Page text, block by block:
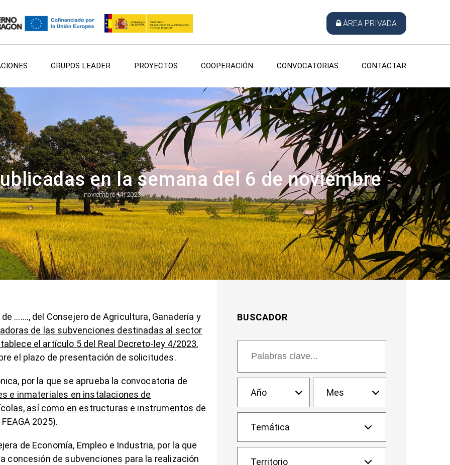
ÁREA PRIVADA
GRUPOS LEADER PROYECTOS COOPERACIÓN CONVOCATORIAS CONTACTAR
en la semana del 6 de noviembre
noviembre 11, 2023
……., del Consejero de Agricultura, Ganadería y
de las subvenciones destinadas al sector
el artículo 5 del Real Decreto-ley 4/2023,
el plazo de presentación de solicitudes.
por la que se aprueba la convocatoria de
e inmateriales en instalaciones de
así como en estructuras e instrumentos de
2025).
de Economía, Empleo e Industria, por la que
concesión de subvenciones para la realización
BUSCADOR